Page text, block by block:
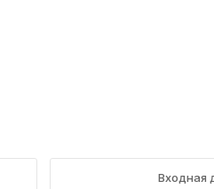
Входная